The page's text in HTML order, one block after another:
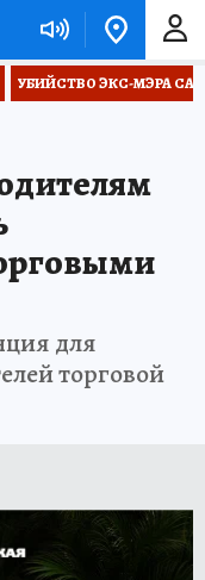
УБИЙСТВО ЭКС-МЭРА
для
торговой